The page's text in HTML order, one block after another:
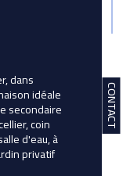
CONTACT
dans
idéale
secondaire
coin
d'eau, à
privatif